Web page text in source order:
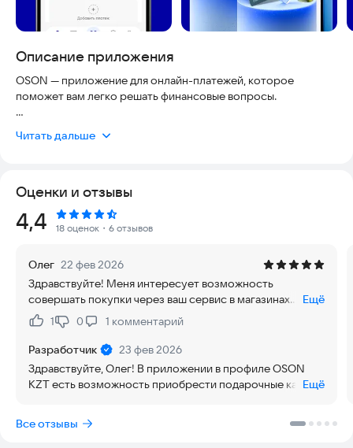
Описание приложения
OSON — приложение для онлайн-платежей, которое
поможет вам легко решать финансовые вопросы.
пластиковых карт. Вы можете открыть и использовать его в
— Платежи без комиссии - от мобильной связи и интернета
до государственных и международных услуг.
— Денежные переводы с карты на карту - с нами это быстро,
— Коммунальные платежи, штрафы ГСБДД (ГАИ), налоги - всё
это мы собрали в одном приложении. Сохраняйте платежи,
чтобы не вводить данные каждый раз.
— Вам не нужно носить с собой карту - оплачивайте счета в
магазинах, кафе и ресторанах с помощью QR-кода.
— Ваши расходы под полным контролем - отслеживайте в
аналитика по картам и категориям, история доходов и чеки,
Читать дальше
Оценки и отзывы
Рейтинг:
4,4 18 оценок ・6 отзывов
Олег 22 фев 2026
Здравствуйте! Меня интересует возможность
совершать покупки через ваш сервис в магазинах
«Плейстейшн Индия» и «Близзард Казахстан». Хотелось
бы оплачивать покупки рублями с конвертацией в
валюту соответствующей страны.
Ещё
Нравится:
1Не нравится:
0 1 комментарий
Разработчик
23 фев 2026
Здравствуйте, Олег! В приложении в профиле OSON
KZT есть возможность приобрести подарочные карты
данный момент гифт-карты для аккаунтов PlayStation
Индия и Blizzard Казахстан недоступны. Ваш отзыв мы
Ещё
Все отзывы